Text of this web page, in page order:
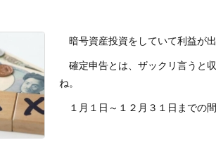
暗号資産投資をしていて利益が
確定申告とは、ザックリ言うと
ね。
１月１日～１２月３１日までの